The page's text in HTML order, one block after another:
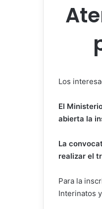
Los
El
abierta la
La
realizar el
Para la
Interinatos